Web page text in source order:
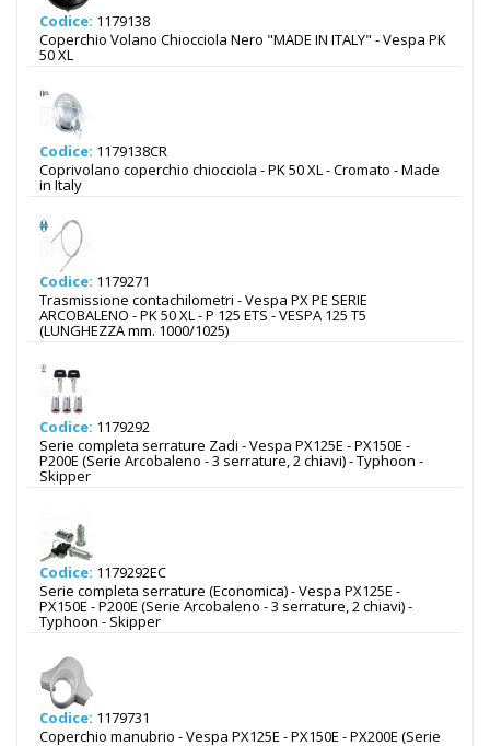
Codice: 1179138
Coperchio Volano Chiocciola Nero "MADE IN ITALY" - Vespa PK
50 XL
Codice: 1179138CR
Coprivolano coperchio chiocciola - PK 50 XL - Cromato - Made
in Italy
Codice: 1179271
Trasmissione contachilometri - Vespa PX PE SERIE
ARCOBALENO - PK 50 XL - P 125 ETS - VESPA 125 T5
(LUNGHEZZA mm. 1000/1025)
Codice: 1179292
Serie completa serrature Zadi - Vespa PX125E - PX150E -
P200E (Serie Arcobaleno - 3 serrature, 2 chiavi) - Typhoon -
Skipper
Codice: 1179292EC
Serie completa serrature (Economica) - Vespa PX125E -
PX150E - P200E (Serie Arcobaleno - 3 serrature, 2 chiavi) -
Typhoon - Skipper
Codice: 1179731
Coperchio manubrio - Vespa PX125E - PX150E - PX200E (Serie